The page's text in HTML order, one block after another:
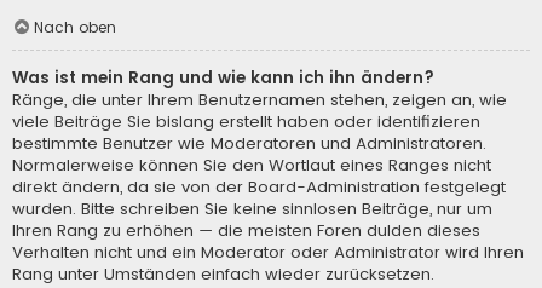
Nach oben
Was ist mein Rang und wie kann ich ihn ändern?
Ränge, die unter Ihrem Benutzernamen stehen, zeigen an, wie
viele Beiträge Sie bislang erstellt haben oder identifizieren
bestimmte Benutzer wie Moderatoren und Administratoren.
Normalerweise können Sie den Wortlaut eines Ranges nicht
direkt ändern, da sie von der Board-Administration festgelegt
wurden. Bitte schreiben Sie keine sinnlosen Beiträge, nur um
Ihren Rang zu erhöhen — die meisten Foren dulden dieses
Verhalten nicht und ein Moderator oder Administrator wird Ihren
Rang unter Umständen einfach wieder zurücksetzen.